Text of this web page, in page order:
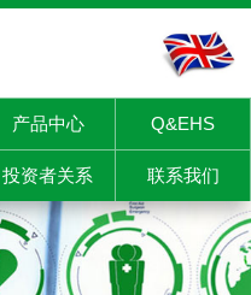
产品中心 Q&EHS
投资者关系 联系我们